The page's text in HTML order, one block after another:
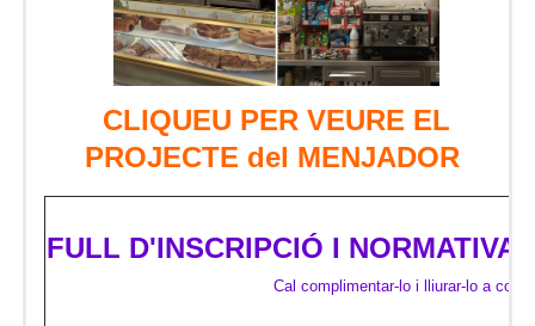
CLIQUEU PER VEURE EL
PROJECTE del MENJADOR
FULL D'INSCRIPCIÓ I NORMATIVA
Cal complimentar-lo i lliurar-lo a